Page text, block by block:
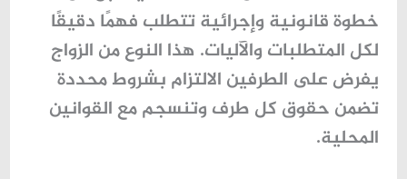
خطوة قانونية وإجرائية تتطلب فهمًا دقيقًا
لكل المتطلبات والآليات. هذا النوع من الزواج
يفرض على الطرفين الالتزام بشروط محددة
تضمن حقوق كل طرف وتنسجم مع القوانين
المحلية.